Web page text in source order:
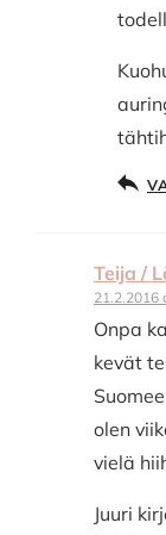
Teija /
21.2.2016
Onpa
kevät
olen
vielä
Juuri